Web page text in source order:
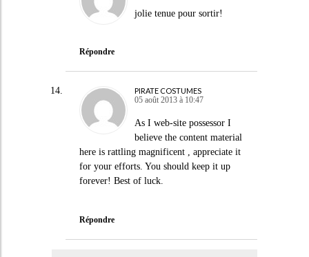
jolie tenue pour sortir!
Répondre
PIRATE COSTUMES
05 août 2013 à 10:47
As I web-site possessor I
believe the content material
here is rattling magnificent , appreciate it
for your efforts. You should keep it up
forever! Best of luck.
Répondre